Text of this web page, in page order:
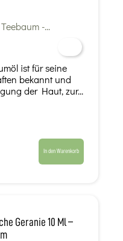
ist für seine
bekannt und
der Haut, zur...
In den Warenkorb
Geranie 10 Ml –